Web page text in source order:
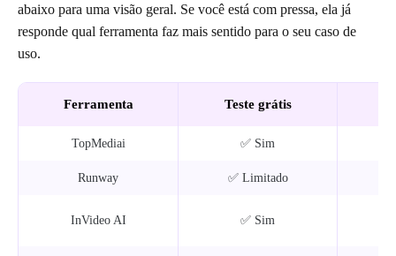
abaixo para uma visão geral. Se você está com pressa, ela já
responde qual ferramenta faz mais sentido para o seu caso de
uso.
Ferramenta Teste grátis
TopMediai ✅ Sim
Runway ✅ Limitado
InVideo AI ✅ Sim